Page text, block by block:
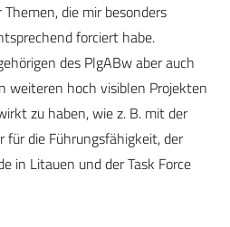
die mir besonders
forciert habe.
des PlgABw aber auch
weiteren hoch visiblen Projekten
zu haben, wie z. B. mit der
die Führungsfähigkeit, der
in Litauen und der Task Force